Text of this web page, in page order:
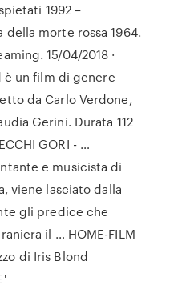
1992 –
della morte rossa 1964.
15/04/2018 ·
è un film di genere
da Carlo Verdone,
Gerini. Durata 112
GORI - …
e musicista di
viene lasciato dalla
gli predice che
il … HOME-FILM
di Iris Blond